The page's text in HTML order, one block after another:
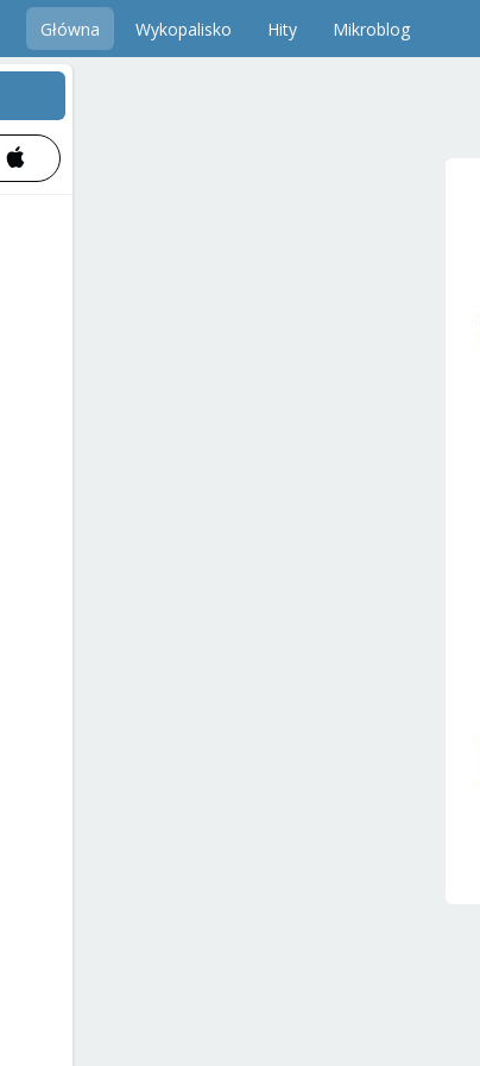
Główna Wykopalisko Hity Mikroblog